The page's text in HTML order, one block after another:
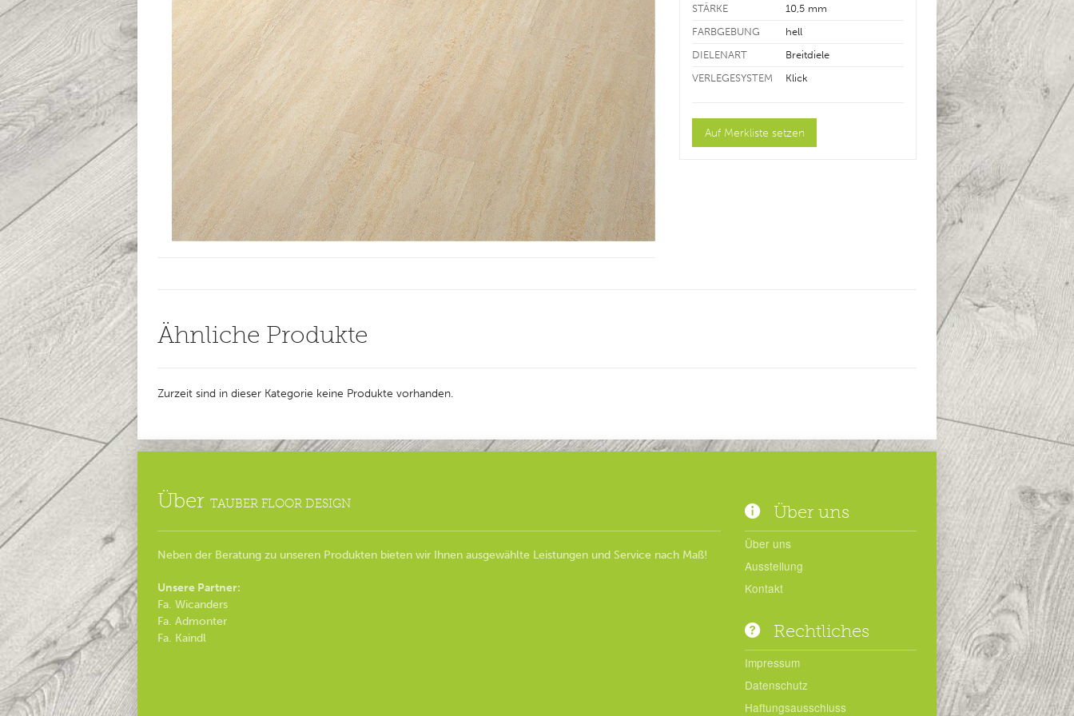
STÄRKE
10,5 mm
FARBGEBUNG
hell
DIELENART
Breitdiele
VERLEGESYSTEM
Klick
Ähnliche Produkte
Zurzeit sind in dieser Kategorie keine Produkte vorhanden.
Über TAUBER FLOOR DESIGN
Neben der Beratung zu unseren Produkten bieten wir Ihnen ausgewählte Leistungen und Service nach Maß!
Unsere Partner:
Fa. Wicanders
Fa. Admonter
Fa. Kaindl
Über uns
Über uns
Ausstellung
Kontakt
Rechtliches
Impressum
Datenschutz
Haftungsausschluss